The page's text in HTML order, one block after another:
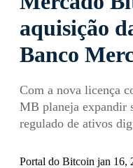
aquisição
Banco
Com a nova licença
MB planeja expandir
regulado de ativos
Portal do Bitcoin jan 16,